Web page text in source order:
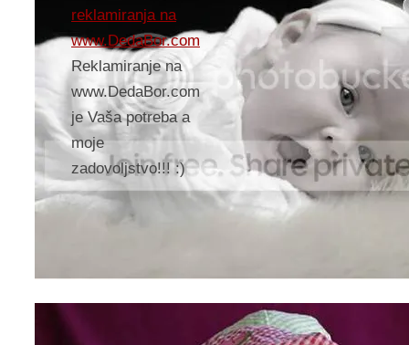
reklamiranja na
www.DedaBor.com
Reklamiranje na
www.DedaBor.com
je Vaša potreba a
moje
zadovoljstvo!!! :)